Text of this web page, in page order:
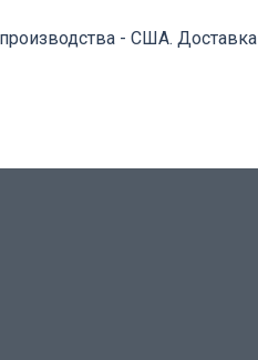
- США. Доставка